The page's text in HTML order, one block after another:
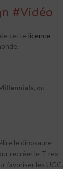
#Vidéo
cette licence
, ou
le dinosaure
recréer le T-rex
favoriser les UGC.